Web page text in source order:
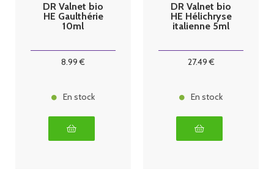
DR Valnet bio
HE Gaulthérie
10ml
8.99 €
En stock
DR Valnet bio
HE Hélichryse
italienne 5ml
27.49€
En stock